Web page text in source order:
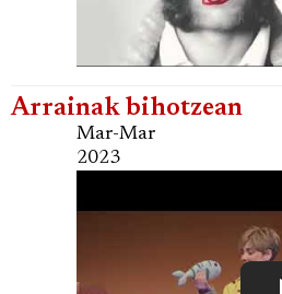
Arrainak bihotzean
Mar-Mar
2023